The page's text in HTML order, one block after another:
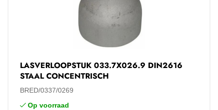
LASVERLOOPSTUK 033.7X026.9 DIN2616
STAAL CONCENTRISCH
BRED/0337/0269
Op voorraad